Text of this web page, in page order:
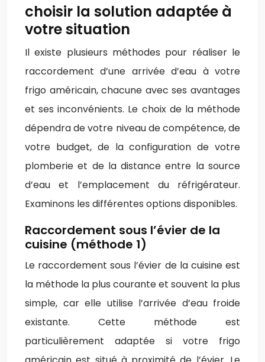
choisir la solution adaptée à
votre situation
Il existe plusieurs méthodes pour réaliser le
raccordement d’une arrivée d’eau à votre
frigo américain, chacune avec ses avantages
et ses inconvénients. Le choix de la méthode
dépendra de votre niveau de compétence, de
votre budget, de la configuration de votre
plomberie et de la distance entre la source
d’eau et l’emplacement du réfrigérateur.
Examinons les différentes options disponibles.
Raccordement sous l’évier de la
cuisine (méthode 1)
Le raccordement sous l’évier de la cuisine est
la méthode la plus courante et souvent la plus
simple, car elle utilise l’arrivée d’eau froide
existante. Cette méthode est
particulièrement adaptée si votre frigo